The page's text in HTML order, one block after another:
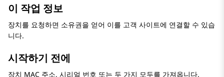
이 작업 정보
장치를 요청하면 소유권을 얻어 이를 고객 사이트에 연결할 수 있습
니다.
시작하기 전에
장치 MAC 주소, 시리얼 번호 또는 두 가지 모두를 가져옵니다.